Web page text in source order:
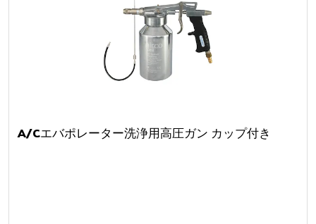
A/Cエバポレーター洗浄用高圧ガン カップ付き